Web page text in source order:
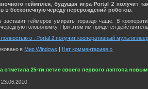
геймплея, будущая игра Portal 2 получит
в бесконечную череду перерождений роботов.
заставит геймеров умирать гораздо чаще. В
головоломку. При этом им придется
полностью о : Portal 2 получит кооперативный
в Мир Windows | Нет комментариев »
отметила 25-ти летие своего первого лэптопа